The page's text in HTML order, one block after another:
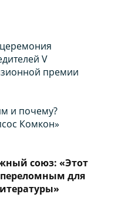
V
премии
и почему?
Комкон»
союз: «Этот
для